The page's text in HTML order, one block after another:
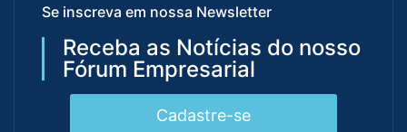
Se inscreva em nossa Newsletter
Receba as Notícias do nosso
Fórum Empresarial
Cadastre-se